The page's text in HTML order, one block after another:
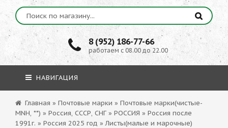
8 (952) 186-77-66
работаем с 08.00 до 22.00
НАВИГАЦИЯ
Главная » Почтовые марки » Почтовые марки(чистые-
MNH, **) » Россия, СССР, СНГ » РОССИЯ » Россия после
1991г. » Россия 2025 год » Листы(малые и марочные)